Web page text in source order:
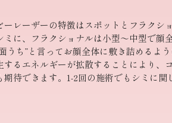
ーレーザーの特徴はスポットとフラク
ミに、フラクショナルは小型〜中型で顔
うち”と言ってお顔全体に敷き詰めるよ
するエネルギーが拡散することにより
期待できます。1-2回の施術でもシミに